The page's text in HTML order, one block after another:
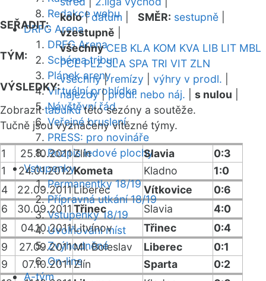
Redakce webu
DRFG Arena
DRFG Arena
Schéma tribun
Plánek areny
Virtuální prohlídka
Návštěvní řád
Veřejné bruslení
PRESS: pro novináře
Rozpis ledové plochy
Vstupenky
Permanentky 18/19
Přípravná utkání 18/19
Vstupenky 18/19
Uvolňování míst
Zvýhodněné
On-line
A-tým
SEŘADIT:
kolo|datum SMĚR: sestupně
vzestupně
TÝM:
všechny CEB KLA KOM KVA LIB LIT MBL
PCE PLZ SLA SPA TRI VIT ZLN
VÝSLEDKY:
všechny|remízy výhry v prodl.
nájezdy|prodl. nebo náj. s nulou
Zobrazittabulkutéto sezóny a soutěže.
Tučně jsou vyznačeny vítězné týmy.
1 25.10.2011Zlín Slavia
0:3
1
24.01.2012Kometa Kladno
1:0
4
22.09.2011Liberec Vítkovice
0:6
6
30.09.2011 Třinec Slavia
4:0
8
04.10.2011Litvínov Třinec
0:4
9
27.09.2011Ml. Boleslav Liberec
0:1
9
07.10.2011Zlín Sparta
0:2